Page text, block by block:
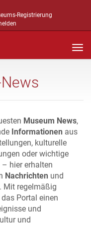
Registrierung
Museum News,
Informationen aus
kulturelle
oder wichtige
hier erhalten
Nachrichten und
Mit regelmäßig
Portal einen
und
und